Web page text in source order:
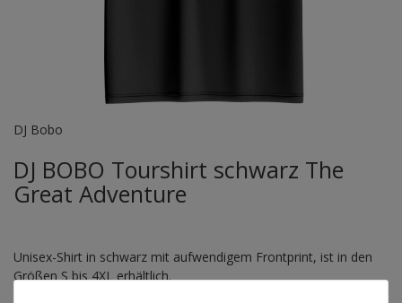
DJ Bobo
DJ BOBO Tourshirt schwarz The
Great Adventure
Unisex-Shirt in schwarz mit aufwendigem Frontprint, ist in den
Größen S bis 4XL erhältlich.